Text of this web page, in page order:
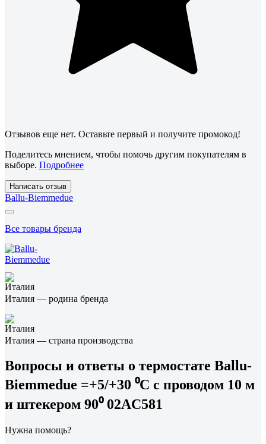
Отзывов еще нет. Оставьте первый и получите промокод!
Поделитесь мнением, чтобы помочь другим покупателям в
выборе. Подробнее
Написать отзыв
Ballu-Biemmedue
Все товары бренда
Италия — родина бренда
Италия — страна производства
Вопросы и ответы о термостате Ballu-
Biemmedue =+5/+30 ⁰С с проводом 10 м
и штекером 90⁰ 02AC581
Нужна помощь?